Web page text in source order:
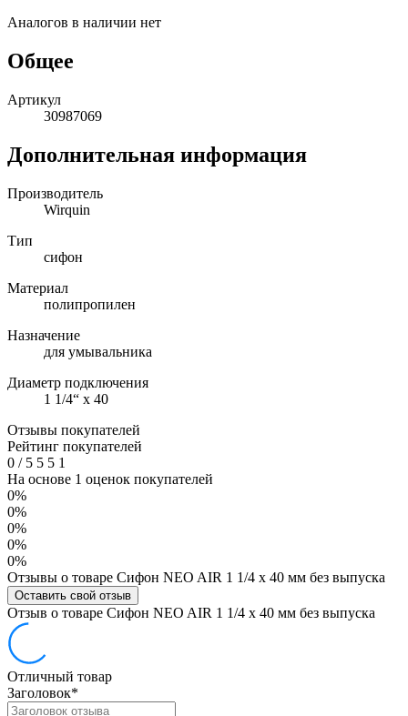
Аналогов в наличии нет
Общее
Артикул
30987069
Дополнительная информация
Производитель
Wirquin
Тип
сифон
Материал
полипропилен
Назначение
для умывальника
Диаметр подключения
1 1/4“ х 40
Отзывы покупателей
Рейтинг покупателей
0 /5 5 5 1
На основе 1 оценок покупателей
0%
0%
0%
0%
0%
Отзывы о товаре Сифон NEO AIR 1 1/4 х 40 мм без выпуска
Оставить свой отзыв
Отзыв о товаре Сифон NEO AIR 1 1/4 х 40 мм без выпуска
Отличный товар
Заголовок*